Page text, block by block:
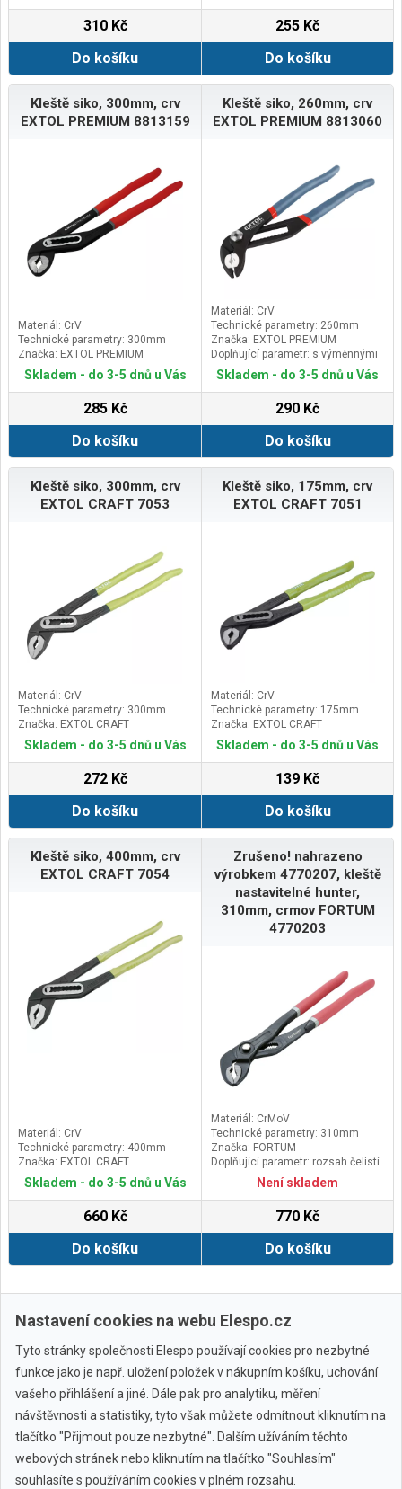
310 Kč
Do košíku
255 Kč
Do košíku
Kleště siko, 300mm, crv
EXTOL PREMIUM 8813159
Materiál: CrV
Technické parametry: 300mm
Značka: EXTOL PREMIUM
Skladem - do 3-5 dnů u Vás
285 Kč
Do košíku
Kleště siko, 260mm, crv
EXTOL PREMIUM 8813060
Materiál: CrV
Technické parametry: 260mm
Značka: EXTOL PREMIUM
Doplňující parametr: s výměnnými
krytkami čelistí pro armatury,
Skladem - do 3-5 dnů u Vás
290 Kč
Do košíku
Kleště siko, 300mm, crv
EXTOL CRAFT 7053
Materiál: CrV
Technické parametry: 300mm
Značka: EXTOL CRAFT
Skladem - do 3-5 dnů u Vás
272 Kč
Do košíku
Kleště siko, 175mm, crv
EXTOL CRAFT 7051
Materiál: CrV
Technické parametry: 175mm
Značka: EXTOL CRAFT
Skladem - do 3-5 dnů u Vás
139 Kč
Do košíku
Kleště siko, 400mm, crv
EXTOL CRAFT 7054
Materiál: CrV
Technické parametry: 400mm
Značka: EXTOL CRAFT
Skladem - do 3-5 dnů u Vás
660 Kč
Do košíku
Zrušeno! nahrazeno
výrobkem 4770207, kleště
nastavitelné hunter,
310mm, crmov FORTUM
4770203
Materiál: CrMoV
Technické parametry: 310mm
Značka: FORTUM
Doplňující parametr: rozsah čelistí
max. 46mm, tvrdost čelistí cca
Není skladem
770 Kč
Do košíku
Další › Poslední »
Všechny značky
Nastavení cookies na webu Elespo.cz
Tyto stránky společnosti Elespo používají cookies pro nezbytné
funkce jako je např. uložení položek v nákupním košíku, uchování
vašeho přihlášení a jiné. Dále pak pro analytiku, měření
návštěvnosti a statistiky, tyto však můžete odmítnout kliknutím na
tlačítko "Přijmout pouze nezbytné". Dalším užíváním těchto
webových stránek nebo kliknutím na tlačítko "Souhlasím"
souhlasíte s používáním cookies v plném rozsahu.